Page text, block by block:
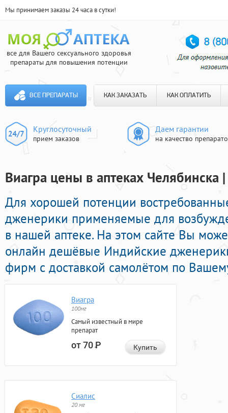
Мы принимаем заказы 24 часа в сутки!
все для Вашего сексуального здоровья
препараты для повышения потенции
ВСЕ ПРЕПАРАТЫ КАК ЗАКАЗАТЬ КАК ОПЛАТИТЬ
Круглосуточный
прием заказов
Даем гарантии
на качество
Виагра цены в аптеках Челябинска
Для хорошей потенции
дженерики применяемые для
в нашей аптеке. На этом сайте Вы
онлайн дешёвые Индийские
фирм с доставкой самолётом по
Виагра
100мг
Самый известный в мире
препарат
от 70Р Купить
Сиалис
20 мг